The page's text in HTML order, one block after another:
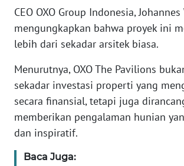
CEO OXO Group Indonesia,
mengungkapkan bahwa proyek ini
lebih dari sekadar arsitek biasa.
Menurutnya, OXO The Pavilions
sekadar investasi properti yang
secara finansial, tetapi juga
memberikan pengalaman hunian
dan inspiratif.
Baca Juga:
JABAR
WN
BANTEN
WN
KEPRI